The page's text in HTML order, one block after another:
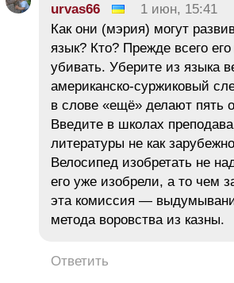
urvas66 1 июн, 15:41
Как они (мэрия) могут
язык? Кто? Прежде всего
убивать. Уберите из языка
американско-суржиковый
в слове «ещё» делают пять
Введите в школах
литературы не как
Велосипед изобретать не
его уже изобрели, а то чем
эта комиссия —
метода воровства из казны.
Ответить